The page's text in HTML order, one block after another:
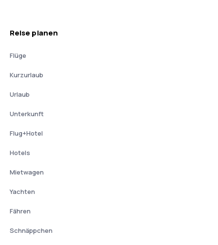
Reise planen
Flüge
Kurzurlaub
Urlaub
Unterkunft
Flug+Hotel
Hotels
Mietwagen
Yachten
Fähren
Schnäppchen